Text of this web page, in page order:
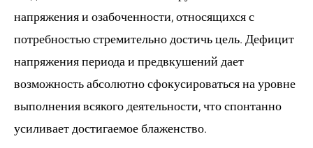
напряжения и озабоченности, относящихся с
потребностью стремительно достичь цель. Дефицит
напряжения периода и предвкушений дает
возможность абсолютно сфокусироваться на уровне
выполнения всякого деятельности, что спонтанно
усиливает достигаемое блаженство.